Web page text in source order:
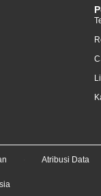
Atribusi Data